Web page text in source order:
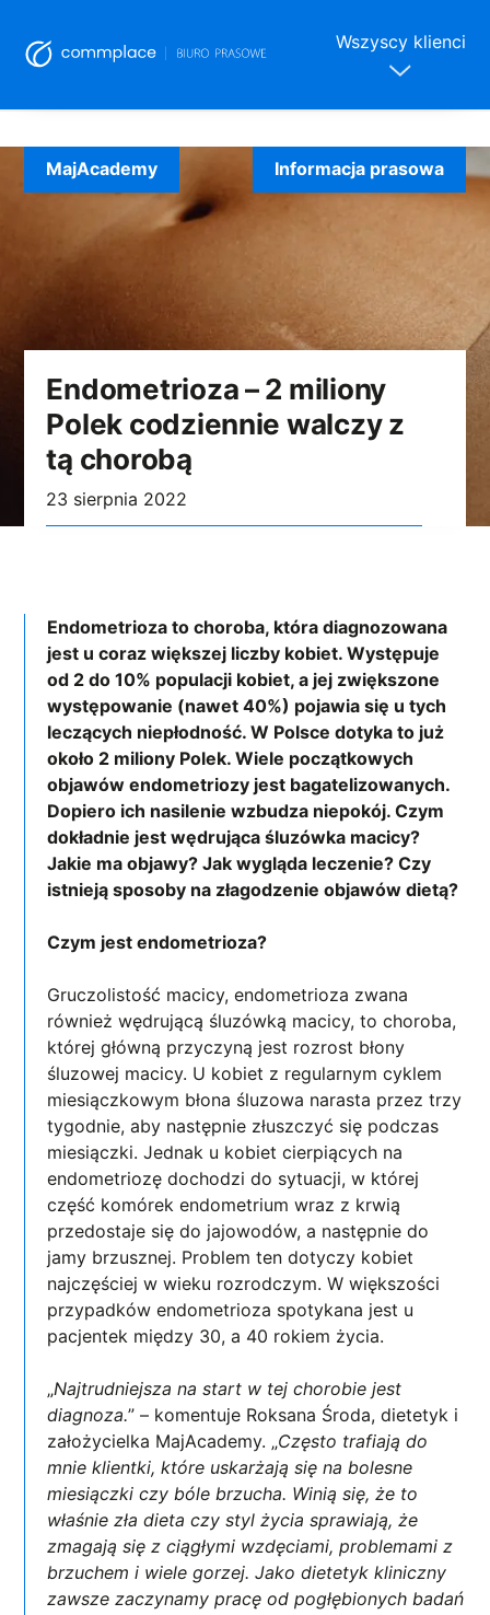
to
content
Wszyscy klienci
Endometrioza – 2 miliony
Polek codziennie walczy z
tą chorobą
23 sierpnia 2022
MajAcademy Informacja prasowa
Endometrioza to choroba, która diagnozowana
jest u coraz większej liczby kobiet. Występuje
od 2 do 10% populacji kobiet, a jej zwiększone
występowanie (nawet 40%) pojawia się u tych
leczących niepłodność. W Polsce dotyka to już
około 2 miliony Polek. Wiele początkowych
objawów endometriozy jest bagatelizowanych.
Dopiero ich nasilenie wzbudza niepokój. Czym
dokładnie jest wędrująca śluzówka macicy?
Jakie ma objawy? Jak wygląda leczenie? Czy
istnieją sposoby na złagodzenie objawów dietą?
Czym jest endometrioza?
Gruczolistość macicy, endometrioza zwana
również wędrującą śluzówką macicy, to choroba,
której główną przyczyną jest rozrost błony
śluzowej macicy. U kobiet z regularnym cyklem
miesiączkowym błona śluzowa narasta przez trzy
tygodnie, aby następnie złuszczyć się podczas
miesiączki. Jednak u kobiet cierpiących na
endometriozę dochodzi do sytuacji, w której
część komórek endometrium wraz z krwią
przedostaje się do jajowodów, a następnie do
jamy brzusznej. Problem ten dotyczy kobiet
najczęściej w wieku rozrodczym. W większości
przypadków endometrioza spotykana jest u
pacjentek między 30, a 40 rokiem życia.
„Najtrudniejsza na start w tej chorobie jest
diagnoza.” – komentuje Roksana Środa, dietetyk i
założycielka MajAcademy. „Często trafiają do
mnie klientki, które uskarżają się na bolesne
miesiączki czy bóle brzucha. Winią się, że to
właśnie zła dieta czy styl życia sprawiają, że
zmagają się z ciągłymi wzdęciami, problemami z
brzuchem i wiele gorzej. Jako dietetyk kliniczny
zawsze zaczynamy pracę od pogłębionych badań